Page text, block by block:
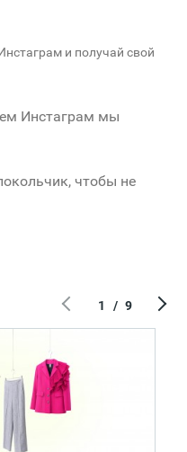
и получай свой
Инстаграм мы
чтобы не
1 / 9